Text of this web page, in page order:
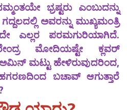
ಭ್ರಷ್ಟರು ಎಂಬುದನ್ನು
ಅವರನ್ನು ಮುಖ್ಯಮಂತ್ರಿ
ಎಲ್ಲರ ಪರಮಗುರಿಯಾಗಿದೆ.
ಮೋದಿಯಷ್ಟೇ ಕ್ಲವರ್
ಮಟ್ಟು ಹೇಳಿರುವುದರಿಂದ,
ಬಚಾವ್ ಆಗುತ್ತಾರೆ